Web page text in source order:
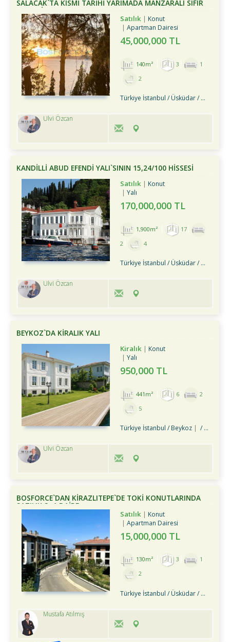
SALACAK`TA KISMİ TARİHİ YARIMADA MANZARALI SIFIR
3+1 DAİRE
Satılık
Konut
Apartman Dairesi
45,000,000 TL
140m² 3
1
2
Türkiye İstanbul / Üsküdar/ Merkez
Ulvi Özcan
KANDILLI ABUD EFENDI YALI`SININ 15,24/100 HISSESI
Satılık
Konut
Yalı
170,000,000 TL
1,900m²
17
2
4
Türkiye İstanbul / Üsküdar/ Kandilli
Ulvi Özcan
BEYKOZ`DA KİRALIK YALI
Kiralık
Konut
Yalı
950,000 TL
441m² 6
2
5
Türkiye İstanbul / Beykoz / Merkez Mah.
Ulvi Özcan
BOSFORCE`DAN KİRAZLITEPE`DE TOKİ KONUTLARINDA
SATILIK 3+1 DAİRE
Satılık
Konut
Apartman Dairesi
15,000,000 TL
130m² 3
1
2
Türkiye İstanbul / Üsküdar/ Çengelköy
Mustafa Atılmış